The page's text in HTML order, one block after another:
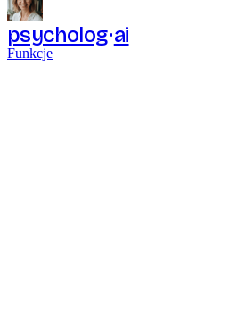
psycholog ai
Funkcje